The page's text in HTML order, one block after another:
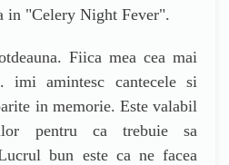
in "Celery Night Fever".
Fiica mea cea mai
amintesc cantecele si
in memorie. Este valabil
pentru ca trebuie sa
bun este ca ne facea